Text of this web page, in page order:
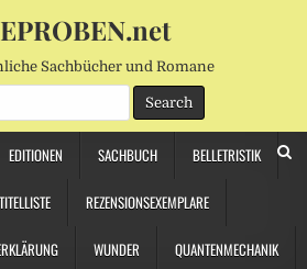
Sachbücher und Romane
EDITIONEN SACHBUCH BELLETRISTIK
REZENSIONSEXEMPLARE
WUNDER QUANTENMECHANIK